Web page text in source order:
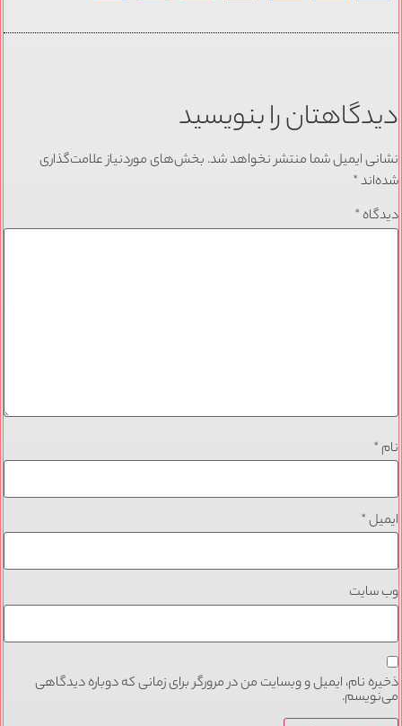
دیدگاهتان را بنویسید
نشانی ایمیل شما منتشر نخواهد شد. بخش‌های موردنیاز علامت‌گذاری
شده‌اند*
دیدگاه *
نام *
ایمیل*
وب‌ سایت
ذخیره نام، ایمیل و وبسایت من در مرورگر برای زمانی که دوباره دیدگاهی
می‌نویسم.